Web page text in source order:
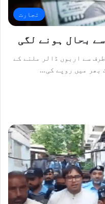
تجارت
بحال ہونے لگی
سے اربوں ڈالر ملنے کے
بھر میں روپے کی…